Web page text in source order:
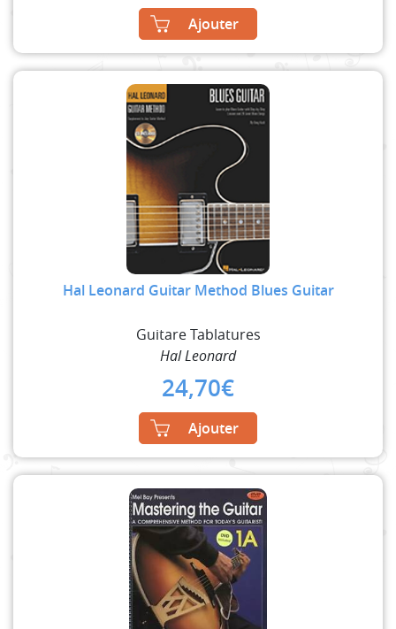
Ajouter
Hal Leonard Guitar Method Blues Guitar
Guitare Tablatures
Hal Leonard
24,70€
Ajouter